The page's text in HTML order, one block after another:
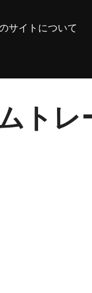
サイトについて
トレ